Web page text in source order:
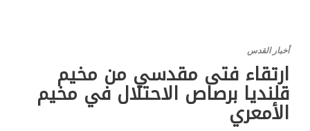
أخبار القدس
ارتقاء فتى مقدسي من مخيم
قلنديا برصاص الاحتلال في مخيم
الأمعري